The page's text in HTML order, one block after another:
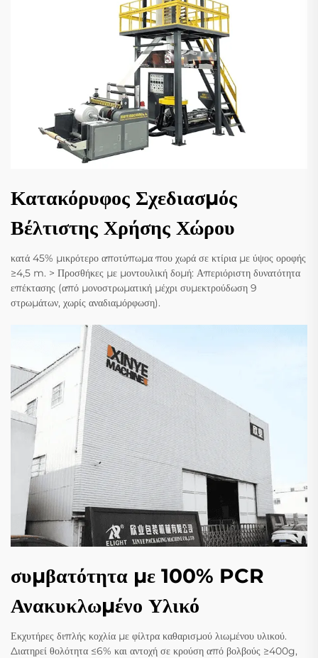
Κατακόρυφος Σχεδιασμός
Βέλτιστης Χρήσης Χώρου
κατά 45% μικρότερο αποτύπωμα που χωρά σε κτίρια με ύψος οροφής
≥4,5 m. > Προσθήκες με μοντουλική δομή: Απεριόριστη δυνατότητα
επέκτασης (από μονοστρωματική μέχρι συμεκτρούδωση 9
στρωμάτων, χωρίς αναδιαμόρφωση).
συμβατότητα με 100% PCR
Ανακυκλωμένο Υλικό
Εκχυτήρες διπλής κοχλία με φίλτρα καθαρισμού λιωμένου υλικού.
Διατηρεί θολότητα ≤6% και αντοχή σε κρούση από βολβούς ≥400g,